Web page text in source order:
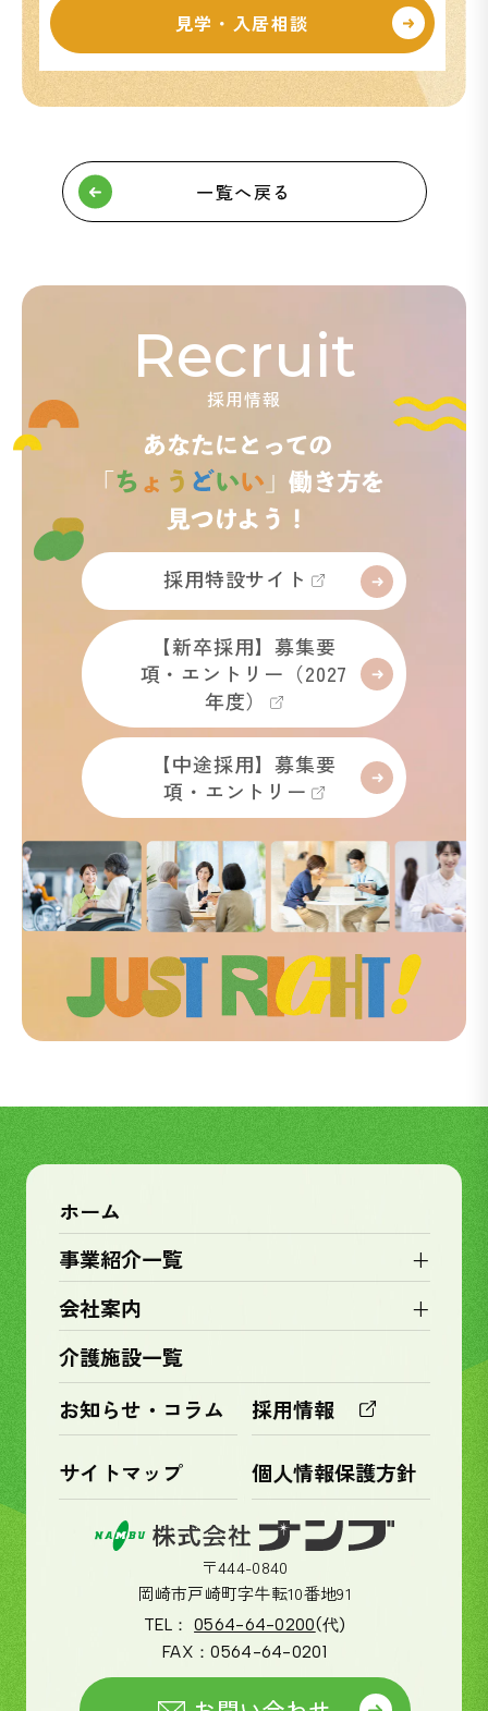
見学・入居相談
一覧へ戻る
Recruit
採用情報
採用特設サイト
【新卒採用】募集要
項・エントリー（2027
年度）
【中途採用】募集要
項・エントリー
ホーム
事業紹介一覧
+
会社案内 +
介護施設一覧
お知らせ・コラム
採用情報
サイトマップ 個人情報保護方針
〒444-0840
岡崎市戸崎町字牛転10番地91
TEL： 0564-64-0200(代)
FAX：0564-64-0201